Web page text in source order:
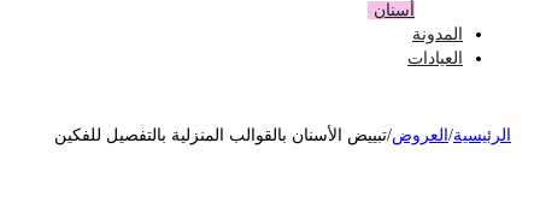
أسنان
المدونة
العيادات
/العروض تبييض الأسنان بالقوالب المنزلية بالتفصيل للفكين